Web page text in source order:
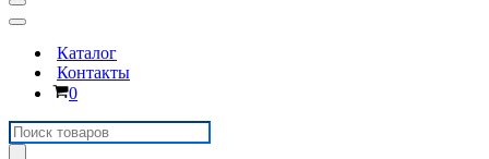
Меню
навигации
Меню
навигацииКаталог
Контакты
Корзина
0
Поиск
товаров